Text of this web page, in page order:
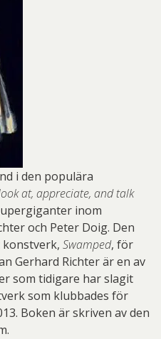
i den populära
at, appreciate, and talk
inom
och Peter Doig. Den
konstverk, Swamped, för
Gerhard Richter är en av
som tidigare har slagit
som klubbades för
Boken är skriven av den